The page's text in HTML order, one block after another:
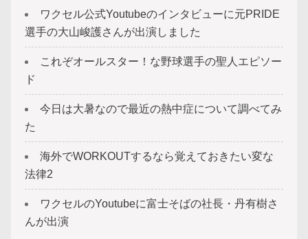
ワクセル公式Youtubeのインタビューに元PRIDE
選手の大山峻護さんが出演しました
これぞオールスター！な野球選手の聖人エピソー
ド
今日は大暑なので最近の熱中症について調べてみ
た
海外でWORKOUTするなら覚えておきたい変な
法律2
ワクセルのYoutubeに富士そばの社長・丹有樹さ
んが出演